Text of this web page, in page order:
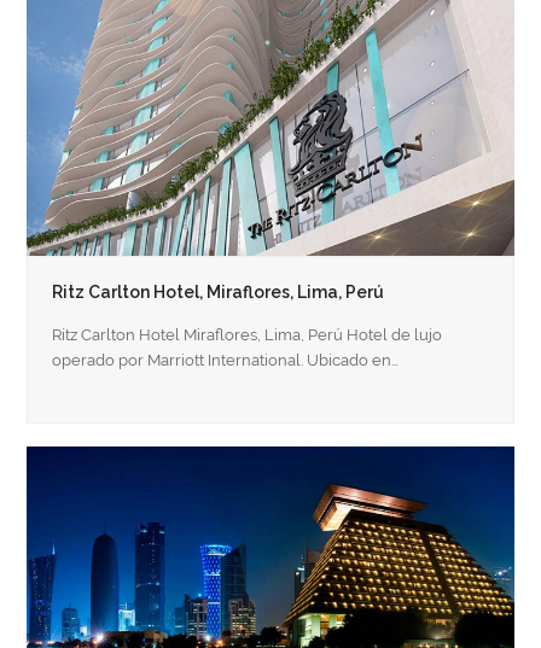
Ritz Carlton Hotel, Miraflores, Lima, Perú
Ritz Carlton Hotel Miraflores, Lima, Perú Hotel de lujo
operado por Marriott International. Ubicado en…